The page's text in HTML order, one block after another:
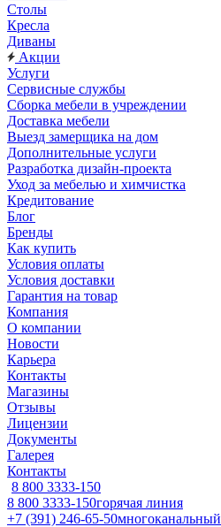
Столы
Кресла
Диваны
Акции
Услуги
Сервисные службы
Сборка мебели в учреждении
Доставка мебели
Выезд замерщика на дом
Дополнительные услуги
Разработка дизайн-проекта
Уход за мебелью и химчистка
Кредитование
Блог
Бренды
Как купить
Условия оплаты
Условия доставки
Гарантия на товар
Компания
О компании
Новости
Карьера
Контакты
Магазины
Отзывы
Лицензии
Документы
Галерея
Контакты
8 800 3333-150
8 800 3333-150горячая линия
+7 (391) 246-65-50многоканальный